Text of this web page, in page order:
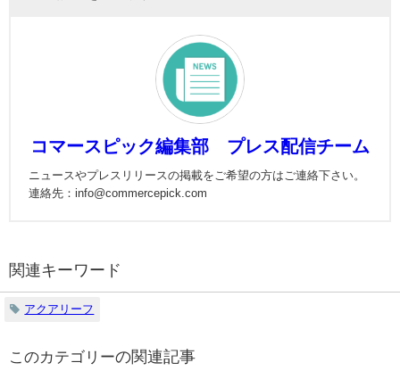
コマースピック編集部 プレス配信チーム
ニュースやプレスリリースの掲載をご希望の方はご連絡下さい。
連絡先：info@commercepick.com
関連キーワード
アクアリーフ
の関連記事